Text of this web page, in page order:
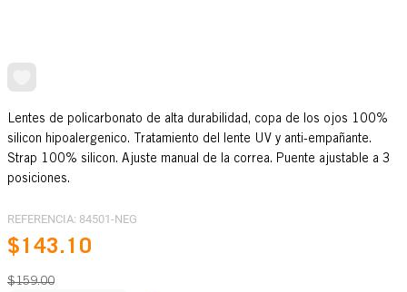
Lentes de policarbonato de alta durabilidad, copa de los ojos 100%
silicon hipoalergenico. Tratamiento del lente UV y anti-empañante.
Strap 100% silicon. Ajuste manual de la correa. Puente ajustable a 3
posiciones.
REFERENCIA: 84501-NEG
$143. 10
$159.00